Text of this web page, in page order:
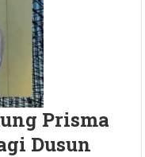
Prisma
Dusun